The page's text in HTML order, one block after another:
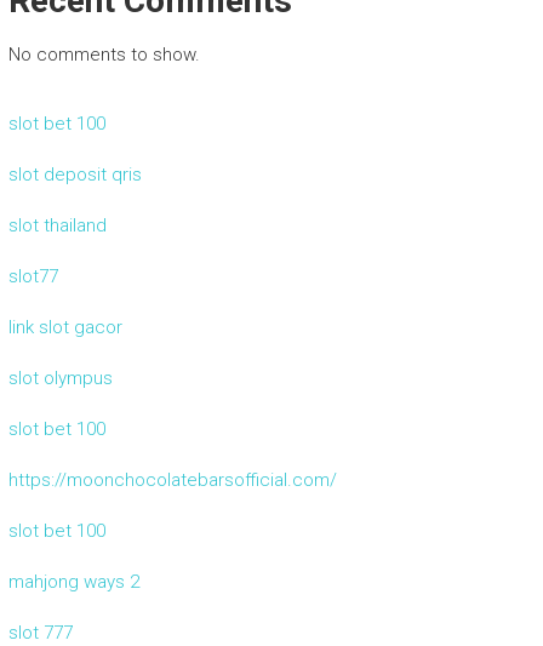
No comments to show.
slot bet 100
slot deposit qris
slot thailand
slot77
link slot gacor
slot olympus
slot bet 100
https://moonchocolatebarsofficial.com/
slot bet 100
mahjong ways 2
slot 777